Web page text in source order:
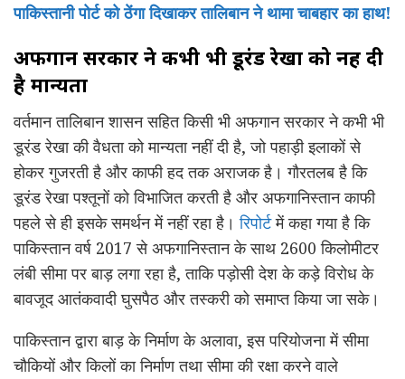
पाकिस्तानी पोर्ट को ठेंगा दिखाकर तालिबान ने थामा चाबहार का हाथ!
अफगान सरकार ने कभी भी डूरंड रेखा को नहीं दी
है मान्यता
वर्तमान तालिबान शासन सहित किसी भी अफगान सरकार ने कभी भी
डूरंड रेखा की वैधता को मान्यता नहीं दी है, जो पहाड़ी इलाकों से
होकर गुजरती है और काफी हद तक अराजक है। गौरतलब है कि
डूरंड रेखा पश्तूनों को विभाजित करती है और अफगानिस्तान काफी
पहले से ही इसके समर्थन में नहीं रहा है।रिपोर्टमें कहा गया है कि
पाकिस्तान वर्ष 2017 से अफगानिस्तान के साथ 2600 किलोमीटर
लंबी सीमा पर बाड़ लगा रहा है, ताकि पड़ोसी देश के कड़े विरोध के
बावजूद आतंकवादी घुसपैठ और तस्करी को समाप्त किया जा सके।
पाकिस्तान द्वारा बाड़ के निर्माण के अलावा, इस परियोजना में सीमा
चौकियों और किलों का निर्माण तथा सीमा की रक्षा करने वाले